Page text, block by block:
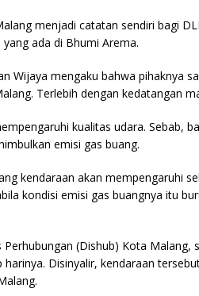
menjadi catatan sendiri bagi
ada di Bhumi Arema.
Wijaya mengaku bahwa pihaknya
Terlebih dengan kedatangan
kualitas udara. Sebab,
emisi gas buang.
kendaraan akan mempengaruhi
kondisi emisi gas buangnya itu
(Dishub) Kota Malang,
Disinyalir, kendaraan